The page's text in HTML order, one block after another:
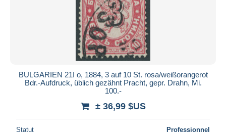
BULGARIEN 21I o, 1884, 3 auf 10 St. rosa/weißorangerot
Bdr.-Aufdruck, üblich gezähnt Pracht, gepr. Drahn, Mi.
100.-
± 36,99 $US
Statut Professionnel